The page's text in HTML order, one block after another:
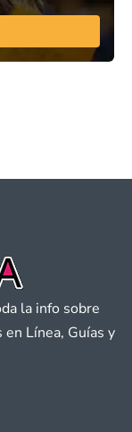
la info sobre
Línea, Guías y